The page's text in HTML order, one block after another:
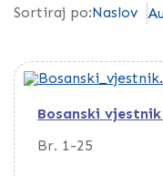
Sortiraj po:Naslov
Bosanski vjestnik
Br. 1-25